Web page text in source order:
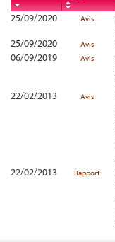
25/09/2020
Avis
25/09/2020
Avis
06/09/2019
Avis
22/02/2013
Avis
22/02/2013
Rapport